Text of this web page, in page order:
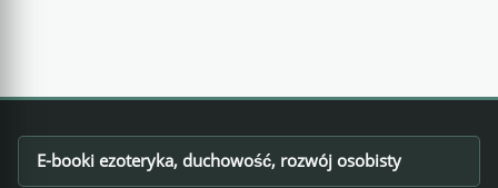
Footer
E-booki ezoteryka, duchowość, rozwój osobisty